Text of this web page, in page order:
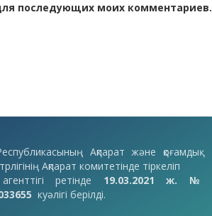
последующих моих комментариев.
Ақпарат және қоғамдық
Ақпарат комитетінде тіркеліп
агенттігі ретінде 19.03.2021 ж. №
куәлігі берілді.